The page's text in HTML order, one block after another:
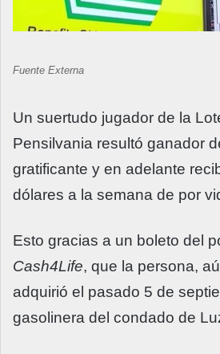
Fuente Externa
Un suertudo jugador de la
Pensilvania resultó ganador
gratificante y en adelante
dólares a la semana de por
Esto gracias a un boleto del
Cash4Life, que la persona,
adquirió el pasado 5 de
gasolinera del condado de